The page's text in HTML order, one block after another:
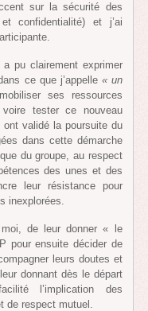
sur la sécurité des
confidentialité) et j’ai
a pu clairement exprimer
ce que j’appelle « un
ses ressources
tester ce nouveau
validé la poursuite du
dans cette démarche
du groupe, au respect
des unes et des
leur résistance pour
inexplorées.
de leur donner « le
pour ensuite décider de
leurs doutes et
donnant dès le départ
l’implication des
respect mutuel.